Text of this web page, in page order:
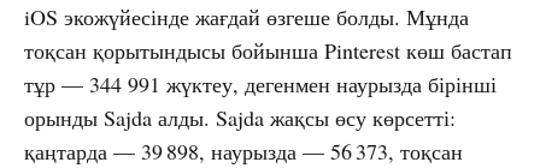
iOS экожүйесінде жағдай өзгеше болды. Мұнда
тоқсан қорытындысы бойынша Pinterest көш бастап
тұр — 344 991 жүктеу, дегенмен наурызда бірінші
орынды Sajda алды. Sajda жақсы өсу көрсетті:
қаңтарда — 39 898, наурызда — 56 373, тоқсан